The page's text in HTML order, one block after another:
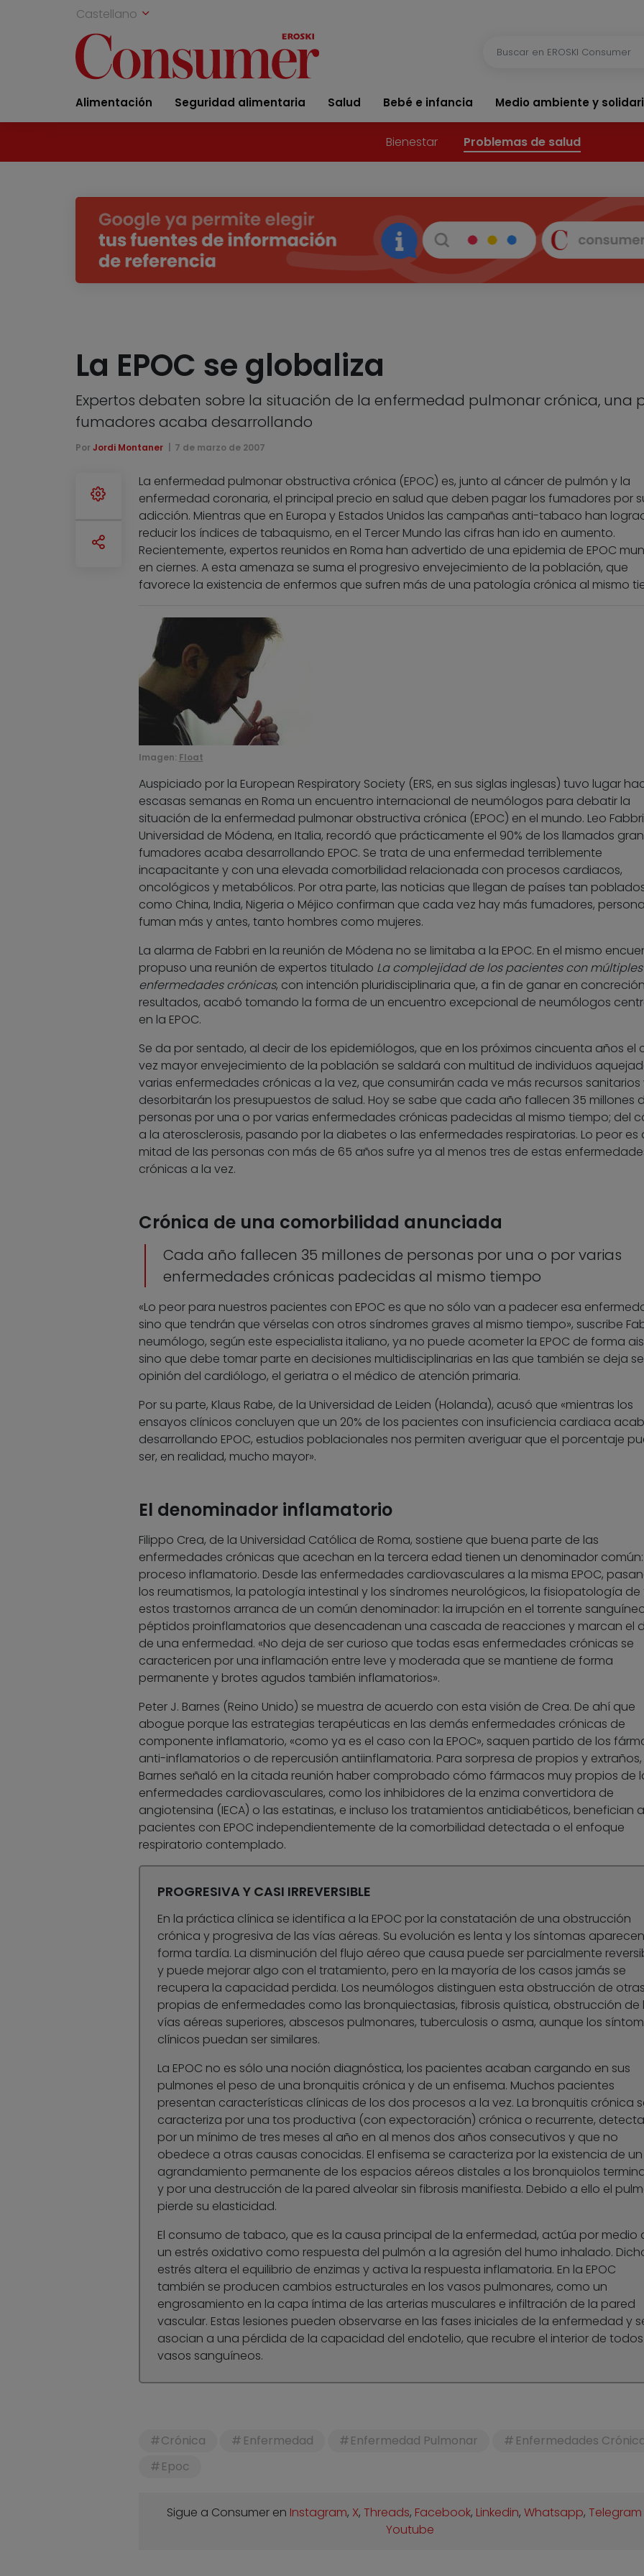
Castellano
Alimentación Seguridad alimentaria Salud Bebé e infancia Medio ambiente y
Bienestar Problemas de salud
La EPOC se globaliza
Expertos debaten sobre la situación de la enfermedad pulmonar crónica, una
fumadores acaba desarrollando
Por Jordi Montaner 7 de marzo de 2007
La enfermedad pulmonar obstructiva crónica (EPOC) es, junto al cáncer de pulmón y la
enfermedad coronaria, el principal precio en salud que deben pagar los fumadores por
adicción. Mientras que en Europa y Estados Unidos las campañas anti-tabaco han
reducir los índices de tabaquismo, en el Tercer Mundo las cifras han ido en aumento.
Recientemente, expertos reunidos en Roma han advertido de una epidemia de EPOC
en ciernes. A esta amenaza se suma el progresivo envejecimiento de la población, que
favorece la existencia de enfermos que sufren más de una patología crónica al mismo
Imagen: Float
Auspiciado por la European Respiratory Society (ERS, en sus siglas inglesas) tuvo lugar
escasas semanas en Roma un encuentro internacional de neumólogos para debatir la
situación de la enfermedad pulmonar obstructiva crónica (EPOC) en el mundo. Leo
Universidad de Módena, en Italia, recordó que prácticamente el 90% de los llamados
fumadores acaba desarrollando EPOC. Se trata de una enfermedad terriblemente
incapacitante y con una elevada comorbilidad relacionada con procesos cardiacos,
oncológicos y metabólicos. Por otra parte, las noticias que llegan de países tan
como China, India, Nigeria o Méjico confirman que cada vez hay más fumadores,
fuman más y antes, tanto hombres como mujeres.
La alarma de Fabbri en la reunión de Módena no se limitaba a la EPOC. En el mismo
propuso una reunión de expertos titulado La complejidad de los pacientes con múltiples
enfermedades crónicas, con intención pluridisciplinaria que, a fin de ganar en
resultados, acabó tomando la forma de un encuentro excepcional de neumólogos
en la EPOC.
Se da por sentado, al decir de los epidemiólogos, que en los próximos cincuenta años el
vez mayor envejecimiento de la población se saldará con multitud de individuos
varias enfermedades crónicas a la vez, que consumirán cada ve más recursos sanitarios
desorbitarán los presupuestos de salud. Hoy se sabe que cada año fallecen 35 millones
personas por una o por varias enfermedades crónicas padecidas al mismo tiempo; del
a la aterosclerosis, pasando por la diabetes o las enfermedades respiratorias. Lo peor es
mitad de las personas con más de 65 años sufre ya al menos tres de estas
crónicas a la vez.
Crónica de una comorbilidad anunciada
Cada año fallecen 35 millones de personas por una o por varias
enfermedades crónicas padecidas al mismo tiempo
«Lo peor para nuestros pacientes con EPOC es que no sólo van a padecer esa
sino que tendrán que vérselas con otros síndromes graves al mismo tiempo», suscribe
neumólogo, según este especialista italiano, ya no puede acometer la EPOC de forma
sino que debe tomar parte en decisiones multidisciplinarias en las que también se deja
opinión del cardiólogo, el geriatra o el médico de atención primaria.
Por su parte, Klaus Rabe, de la Universidad de Leiden (Holanda), acusó que «mientras los
ensayos clínicos concluyen que un 20% de los pacientes con insuficiencia cardiaca
desarrollando EPOC, estudios poblacionales nos permiten averiguar que el porcentaje
ser, en realidad, mucho mayor».
El denominador inflamatorio
Filippo Crea, de la Universidad Católica de Roma, sostiene que buena parte de las
enfermedades crónicas que acechan en la tercera edad tienen un denominador
proceso inflamatorio. Desde las enfermedades cardiovasculares a la misma EPOC,
los reumatismos, la patología intestinal y los síndromes neurológicos, la fisiopatología
estos trastornos arranca de un común denominador: la irrupción en el torrente
péptidos proinflamatorios que desencadenan una cascada de reacciones y marcan el
de una enfermedad. «No deja de ser curioso que todas esas enfermedades crónicas se
caractericen por una inflamación entre leve y moderada que se mantiene de forma
permanente y brotes agudos también inflamatorios».
Peter J. Barnes (Reino Unido) se muestra de acuerdo con esta visión de Crea. De ahí que
abogue porque las estrategias terapéuticas en las demás enfermedades crónicas de
componente inflamatorio, «como ya es el caso con la EPOC», saquen partido de los
anti-inflamatorios o de repercusión antiinflamatoria. Para sorpresa de propios y extraños,
Barnes señaló en la citada reunión haber comprobado cómo fármacos muy propios de
enfermedades cardiovasculares, como los inhibidores de la enzima convertidora de
angiotensina (IECA) o las estatinas, e incluso los tratamientos antidiabéticos, benefician a
pacientes con EPOC independientemente de la comorbilidad detectada o el enfoque
respiratorio contemplado.
PROGRESIVA Y CASI IRREVERSIBLE
En la práctica clínica se identifica a la EPOC por la constatación de una obstrucción
crónica y progresiva de las vías aéreas. Su evolución es lenta y los síntomas
forma tardía. La disminución del flujo aéreo que causa puede ser parcialmente
y puede mejorar algo con el tratamiento, pero en la mayoría de los casos jamás se
recupera la capacidad perdida. Los neumólogos distinguen esta obstrucción de otras
propias de enfermedades como las bronquiectasias, fibrosis quística, obstrucción de
vías aéreas superiores, abscesos pulmonares, tuberculosis o asma, aunque los
clínicos puedan ser similares.
La EPOC no es sólo una noción diagnóstica, los pacientes acaban cargando en sus
pulmones el peso de una bronquitis crónica y de un enfisema. Muchos pacientes
presentan características clínicas de los dos procesos a la vez. La bronquitis crónica
caracteriza por una tos productiva (con expectoración) crónica o recurrente,
por un mínimo de tres meses al año en al menos dos años consecutivos y que no
obedece a otras causas conocidas. El enfisema se caracteriza por la existencia de un
agrandamiento permanente de los espacios aéreos distales a los bronquiolos
y por una destrucción de la pared alveolar sin fibrosis manifiesta. Debido a ello el
pierde su elasticidad.
El consumo de tabaco, que es la causa principal de la enfermedad, actúa por medio
un estrés oxidativo como respuesta del pulmón a la agresión del humo inhalado.
estrés altera el equilibrio de enzimas y activa la respuesta inflamatoria. En la EPOC
también se producen cambios estructurales en los vasos pulmonares, como un
engrosamiento en la capa íntima de las arterias musculares e infiltración de la pared
vascular. Estas lesiones pueden observarse en las fases iniciales de la enfermedad y
asocian a una pérdida de la capacidad del endotelio, que recubre el interior de
vasos sanguíneos.
Crónica Enfermedad Enfermedad Pulmonar
Enfermedades
Epoc
Sigue a Consumer en Instagram, X,Threads, Facebook, Linkedin,Whatsapp,Telegram
Youtube